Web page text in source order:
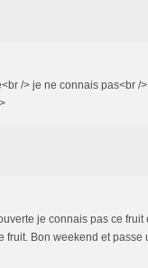
/> je ne connais pas<br /
je connais pas ce
fruit. Bon weekend et passe